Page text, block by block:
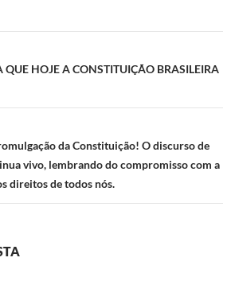
HOJE A CONSTITUIÇÃO BRASILEIRA
da Constituição! O discurso de
vivo, lembrando do compromisso com a
direitos de todos nós.